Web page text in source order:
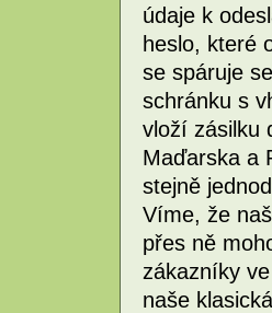
údaje k
heslo, které
se spáruje
schránku s
vloží zásilku
Maďarska a
stejně
Víme, že
přes ně
zákazníky
naše